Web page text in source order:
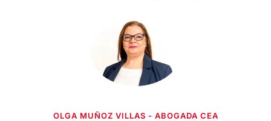
OLGA MUÑOZ VILLAS - ABOGADA CEA